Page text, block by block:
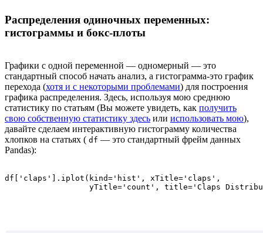
Распределения одиночных переменных:
гистограммы и бокс-плоты
Графики с одной переменной — одномерный — это
стандартный способ начать анализ, а гистограмма-это график
перехода (хотя и с некоторыми проблемами) для построения
графика распределения. Здесь, используя мою среднюю
статистику по статьям (Вы можете увидеть, как получить
свою собственную статистику здесь или использовать мою),
давайте сделаем интерактивную гистограмму количества
хлопков на статьях ( df — это стандартный фрейм данных
Pandas):
df['claps'].iplot(kind='hist', xTitle='claps',
yTitle='count', title='Claps